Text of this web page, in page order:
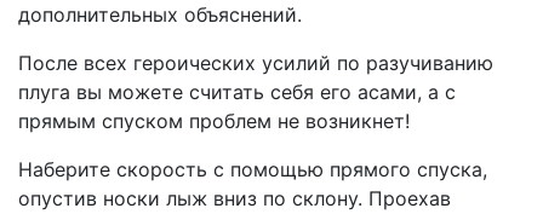
дополнительных объяснений.
После всех героических усилий по разучиванию
плуга вы можете считать себя его асами, а с
прямым спуском проблем не возникнет!
Наберите скорость с помощью прямого спуска,
опустив носки лыж вниз по склону. Проехав